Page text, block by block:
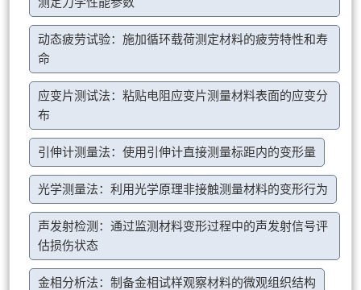
动态疲劳试验：施加循环载荷测定材料的疲劳特性和寿
命
应变片测试法：粘贴电阻应变片测量材料表面的应变分
布
引伸计测量法：使用引伸计直接测量标距内的变形量
光学测量法：利用光学原理非接触测量材料的变形行为
声发射检测：通过监测材料变形过程中的声发射信号评
估损伤状态
金相分析法：制备金相试样观察材料的微观组织结构